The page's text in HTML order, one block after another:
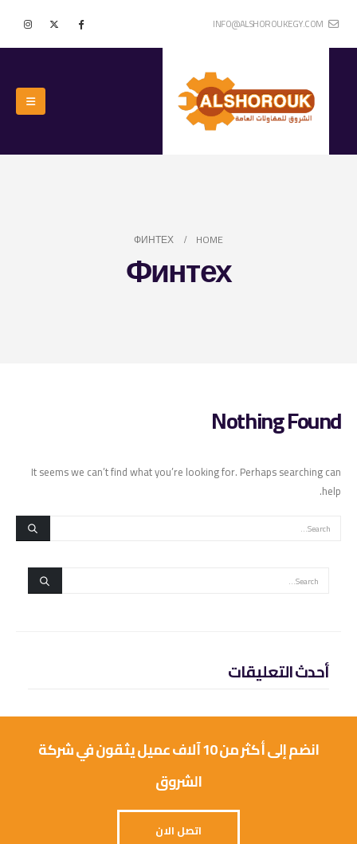
INFO@ALSHOROUKEGY.COM
HOME
ФИНТЕХ
Финтех
Nothing Found
It seems we can’t find what you’re looking for. Perhaps searching can
help.
أحدث التعليقات
انضم إلى أكثر من 10 آلاف عميل يثقون في شركة
الشروق
اتصل الان